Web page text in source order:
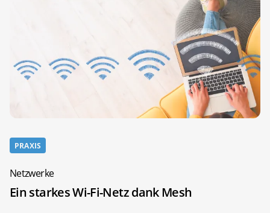
PRAXIS
Netzwerke
Ein starkes Wi-Fi-Netz dank Mesh